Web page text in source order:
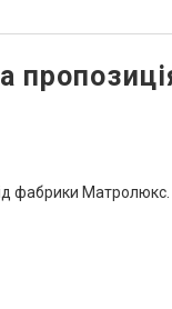
фабрики Матролюкс.